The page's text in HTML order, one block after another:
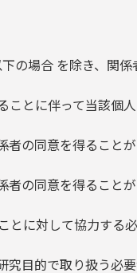
の場合 を除き、関係
とに伴って当該個
の同意を得ること
の同意を得ること
とに対して協力する
目的で取り扱う必